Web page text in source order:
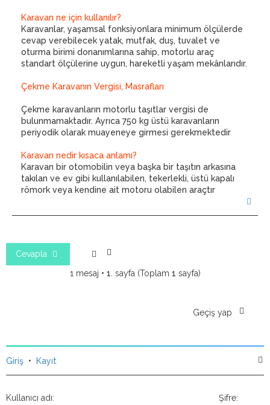
Karavan ne için kullanılır?
Karavanlar, yaşamsal fonksiyonlara minimum ölçülerde
cevap verebilecek yatak, mutfak, duş, tuvalet ve
oturma birimi donanımlarına sahip, motorlu araç
standart ölçülerine uygun, hareketli yaşam mekânlarıdır.
Çekme Karavanın Vergisi, Masrafları
Çekme karavanların motorlu taşıtlar vergisi de
bulunmamaktadır. Ayrıca 750 kg üstü karavanların
periyodik olarak muayeneye girmesi gerekmektedir
Karavan nedir kısaca anlamı?
Karavan bir otomobilin veya başka bir taşıtın arkasına
takılan ve ev gibi kullanılabilen, tekerlekli, üstü kapalı
römork veya kendine ait motoru olabilen araçtır
Cevapla
1 mesaj • 1 . sayfa (Toplam 1 sayfa)
Geçiş yap
Giriş • Kayıt
Kullanıcı adı: Şifre: